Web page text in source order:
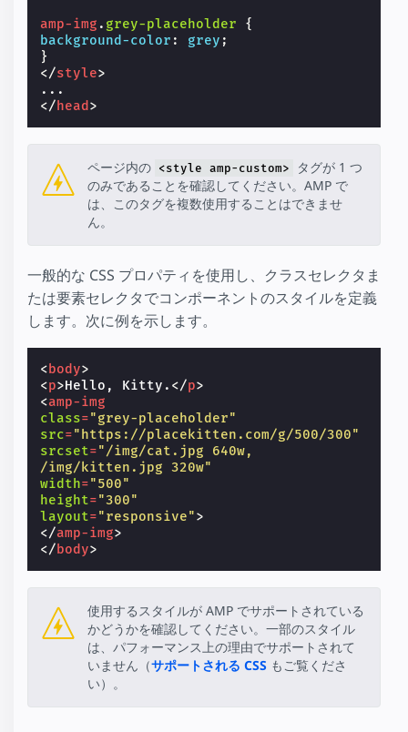
amp-img . grey-placeholder
{
background-color : grey ;
}
</style>
</ head >
ページ内の <style amp-custom>
タグが 1 つ
のみであることを確認してください。AMP で
は、このタグを複数使用することはできませ
ん。
一般的な CSS プロパティを使用し、クラスセレクタま
たは要素セレクタでコンポーネントのスタイルを定義
します。次に例を示します。
<body>
<p>Hello, Kitty. </p>
<amp-img
class="grey-placeholder"
src="https://placekitten.com/g/500/300"
srcset="/img/cat.jpg 640w,
/img/kitten.jpg 320w"
width="500"
height="300"
layout="responsive">
</amp-img>
</body>
使用するスタイルが AMP でサポートされている
かどうかを確認してください。一部のスタイル
は、パフォーマンス上の理由でサポートされて
いません（サポートされる CSS もご覧くださ
い）。